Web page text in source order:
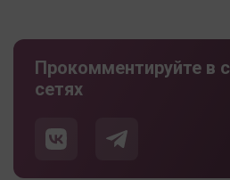
Прокомментируйте в
сетях